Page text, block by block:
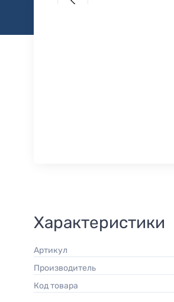
Характеристики
Артикул
Производитель
Код товара